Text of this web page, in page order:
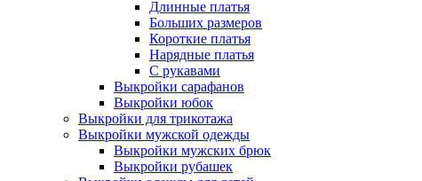
Длинные платья
Больших размеров
Короткие платья
Нарядные платья
С рукавами
Выкройки сарафанов
Выкройки юбок
Выкройки для трикотажа
Выкройки мужской одежды
Выкройки мужских брюк
Выкройки рубашек